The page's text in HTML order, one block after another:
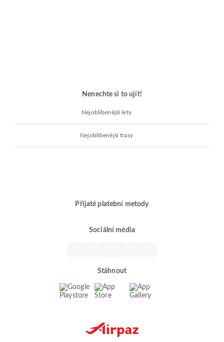
Nenechte si to ujít!
Nejoblíbenější lety
Nejoblíbenější trasy
Přijaté platební metody
Sociální média
Stáhnout